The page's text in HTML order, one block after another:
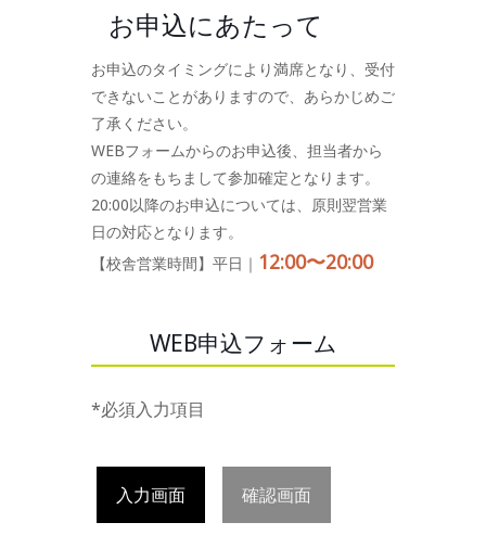
お申込にあたって
お申込のタイミングにより満席となり、受付
できないことがありますので、あらかじめご
了承ください。
WEBフォームからのお申込後、担当者から
の連絡をもちまして参加確定となります。
20:00以降のお申込については、原則翌営業
日の対応となります。
【校舎営業時間】平日｜ 12:00〜20:00
WEB申込フォーム
*必須入力項目
入力画面 確認画面